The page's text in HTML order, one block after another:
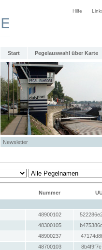
Hilfe
Start Pegelauswahl über Karte
Newsletter
Nummer
48900102
48300105
48900237
48700103